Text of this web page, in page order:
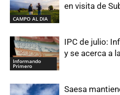
CAMPO AL DIA
en visita de
Informando
Primero
IPC de julio:
y se acerca a
Saesa